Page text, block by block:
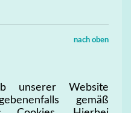
nach oben
unserer Website
gemäß